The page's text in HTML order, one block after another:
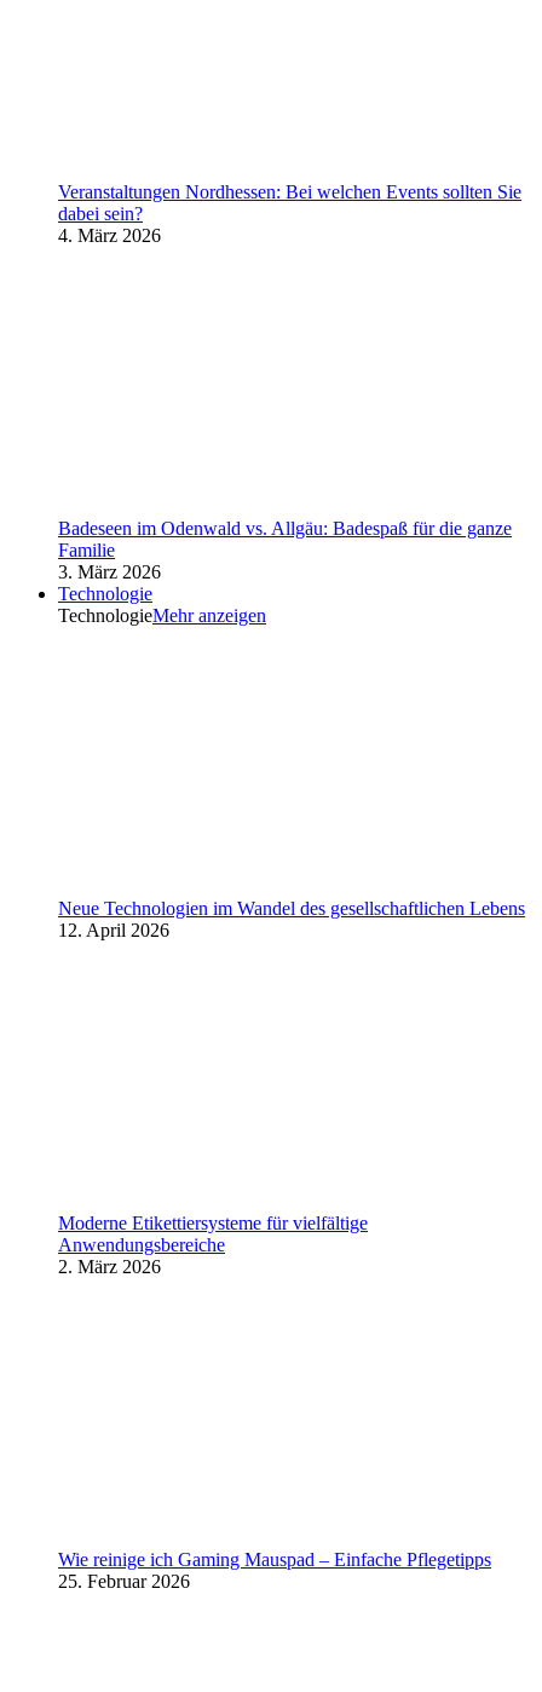
Veranstaltungen Nordhessen: Bei welchen Events sollten Sie
dabei sein?
4. März 2026
Badeseen im Odenwald vs. Allgäu: Badespaß für die ganze
Familie
3. März 2026
Technologie
TechnologieMehr anzeigen
Neue Technologien im Wandel des gesellschaftlichen Lebens
12. April 2026
Moderne Etikettiersysteme für vielfältige
Anwendungsbereiche
2. März 2026
Wie reinige ich Gaming Mauspad – Einfache Pflegetipps
25. Februar 2026